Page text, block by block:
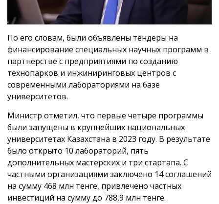
По его словам, были объявлены тендеры на
финансирование специальных научных программ в
партнерстве с предприятиями по созданию
технопарков и инжиниринговых центров с
современными лабораториями на базе
университетов.
Министр отметил, что первые четыре программы
были запущены в крупнейших национальных
университетах Казахстана в 2023 году. В результате
было открыто 10 лабораторий, пять
дополнительных мастерских и три стартапа. С
частными организациями заключено 14 соглашений
на сумму 468 млн тенге, привлечено частных
инвестиций на сумму до 788,9 млн тенге.